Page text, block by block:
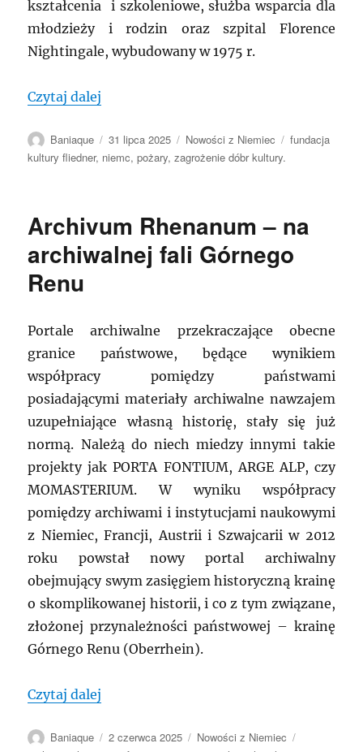
kształcenia i szkoleniowe, służba wsparcia dla
młodzieży i rodzin oraz szpital Florence
Nightingale, wybudowany w 1975 r.
Czytaj dalej
Autor
Baniaque
Data
publikacji
31 lipca 2025 Kategorie
Nowości z Niemiec Tagi
fundacja
kultury fliedner, niemc,pożary,zagrożenie dóbr kultury.
Archivum Rhenanum – na
archiwalnej fali Górnego
Renu
Portale archiwalne przekraczające obecne
granice państwowe, będące wynikiem
współpracy pomiędzy państwami
posiadającymi materiały archiwalne nawzajem
uzupełniające własną historię, stały się już
normą. Należą do niech miedzy innymi takie
projekty jak PORTA FONTIUM, ARGE ALP, czy
MOMASTERIUM. W wyniku współpracy
pomiędzy archiwami i instytucjami naukowymi
z Niemiec, Francji, Austrii i Szwajcarii w 2012
roku powstał nowy portal archiwalny
obejmujący swym zasięgiem historyczną krainę
o skomplikowanej historii, i co z tym związane,
złożonej przynależności państwowej – krainę
Górnego Renu (Oberrhein).
Czytaj dalej
Autor
Baniaque
Data
2 czerwca 2025 Kategorie
Nowości z Niemiec